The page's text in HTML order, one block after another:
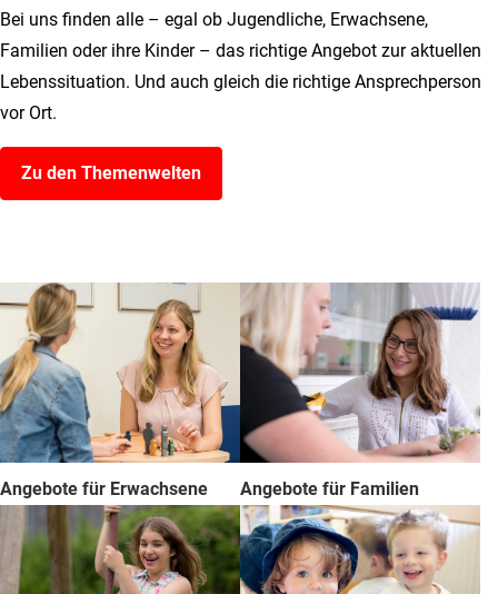
Bei uns finden alle – egal ob Jugendliche, Erwachsene,
Familien oder ihre Kinder – das richtige Angebot zur aktuellen
Lebenssituation. Und auch gleich die richtige Ansprechperson
vor Ort.
Zu den Themenwelten
Angebote für Erwachsene Angebote für Familien